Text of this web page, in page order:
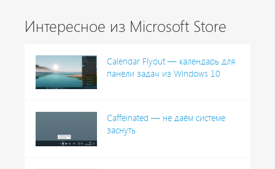
Интересное из Microsoft Store
Calendar Flyout — календарь для
панели задач из Windows 10
Caffeinated — не даём системе
заснуть